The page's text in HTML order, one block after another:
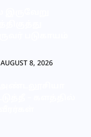
AUGUST 8, 2026